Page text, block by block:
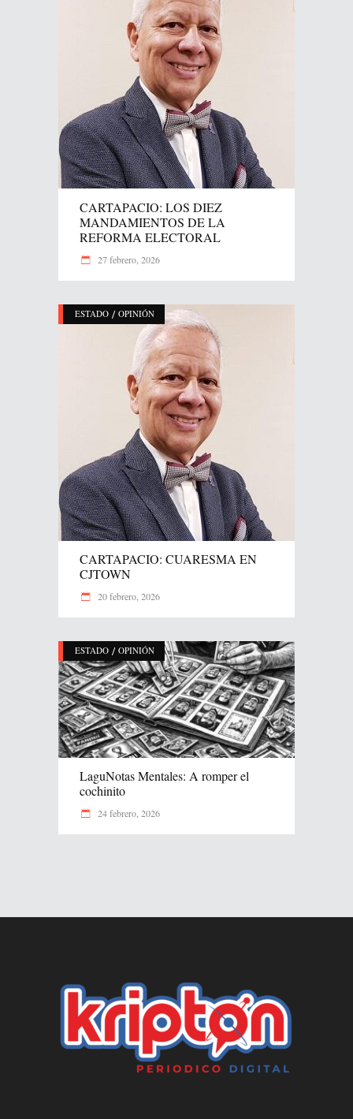
CARTAPACIO: LOS DIEZ
MANDAMIENTOS DE LA
REFORMA ELECTORAL
27 febrero, 2026
ESTADO / OPINIÓN
CARTAPACIO: CUARESMA EN
CJTOWN
20 febrero, 2026
ESTADO / OPINIÓN
LaguNotas Mentales: A romper el
cochinito
24 febrero, 2026